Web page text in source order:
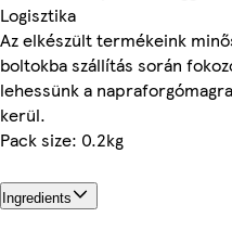
Logisztika
Az elkészült termékeink
boltokba szállítás során
lehessünk a
kerül.
Pack size: 0.2kg
Ingredients